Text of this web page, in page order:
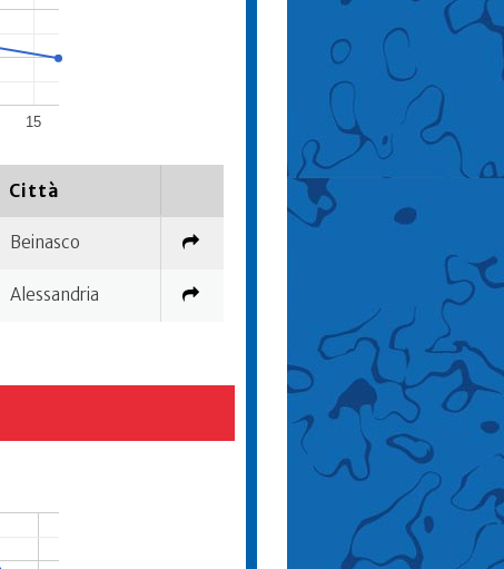
15
Città
Beinasco
Alessandria